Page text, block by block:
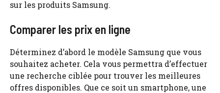
sur les produits Samsung.
Comparer les prix en ligne
Déterminez d’abord le modèle Samsung que vous
souhaitez acheter. Cela vous permettra d’effectuer
une recherche ciblée pour trouver les meilleures
offres disponibles. Que ce soit un smartphone, une